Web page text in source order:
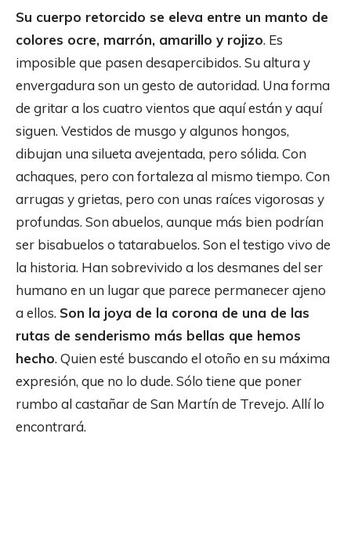
Su cuerpo retorcido se eleva entre un manto de
colores ocre, marrón, amarillo y rojizo. Es
imposible que pasen desapercibidos. Su altura y
envergadura son un gesto de autoridad. Una forma
de gritar a los cuatro vientos que aquí están y aquí
siguen. Vestidos de musgo y algunos hongos,
dibujan una silueta avejentada, pero sólida. Con
achaques, pero con fortaleza al mismo tiempo. Con
arrugas y grietas, pero con unas raíces vigorosas y
profundas. Son abuelos, aunque más bien podrían
ser bisabuelos o tatarabuelos. Son el testigo vivo de
la historia. Han sobrevivido a los desmanes del ser
humano en un lugar que parece permanecer ajeno
a ellos. Son la joya de la corona de una de las
rutas de senderismo más bellas que hemos
hecho. Quien esté buscando el otoño en su máxima
expresión, que no lo dude. Sólo tiene que poner
rumbo al castañar de San Martín de Trevejo. Allí lo
encontrará.